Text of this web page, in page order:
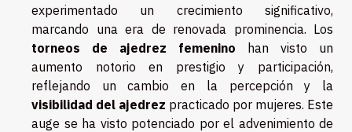
experimentado un crecimiento significativo,
marcando una era de renovada prominencia. Los
torneos de ajedrez femenino han visto un
aumento notorio en prestigio y participación,
reflejando un cambio en la percepción y la
visibilidad del ajedrez practicado por mujeres. Este
auge se ha visto potenciado por el advenimiento de